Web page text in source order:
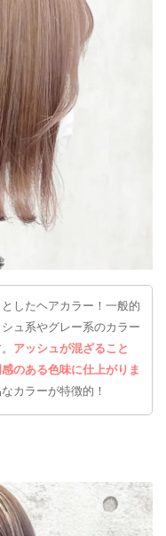
したヘアカラー！一般的
ュ系やグレー系のカラー
アッシュが混ざること
のある色味に仕上がりま
カラーが特徴的！